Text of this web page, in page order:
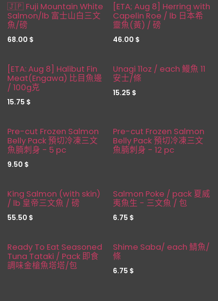
缺貨
🇯🇵 Fuji Mountain White
Salmon/lb 富士山白三文
魚/磅
68.00 $
Pre Order !!
[ETA; Aug 8] Herring with
Capelin Roe / lb 日本希
靈魚(黃) / 磅
46.00 $
Pre Order !!
[ETA: Aug 8] Halibut Fin
Meat(Engawa) 比目魚邊
/ 100g克
15.75 $
Unagi 11oz / each 鰻魚 11
安士/條
15.25 $
缺貨
Pre-cut Frozen Salmon
Belly Pack 預切冷凍三文
魚腩刺身 - 5 pc
9.50 $
缺貨
Pre-cut Frozen Salmon
Belly Pack 預切冷凍三文
魚腩刺身 - 12 pc
缺貨
King Salmon (with skin)
/ lb 皇帝三文魚 / 磅
55.50 $
Salmon Poke / pack 夏威
夷魚生 - 三文魚 / 包
6.75 $
Ready To Eat Seasoned
Tuna Tataki / Pack 即食
調味金槍魚塔塔/包
Shime Saba/ each 鯖魚/
條
6.75 $